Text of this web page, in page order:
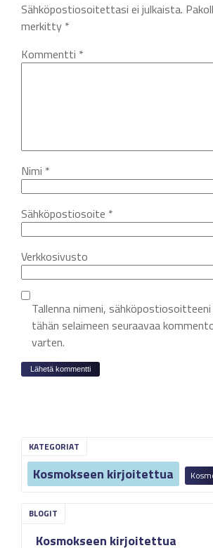
KATEGORIAT
Kosmokseen kirjoitettua
Kosmokseen kirjoitettua
Sähköpostiosoitettasi ei julkaista.
merkitty *
Kommentti *
Nimi *
Sähköpostiosoite *
Verkkosivusto
Tallenna nimeni,
tähän selaimeen seuraavaa
varten.